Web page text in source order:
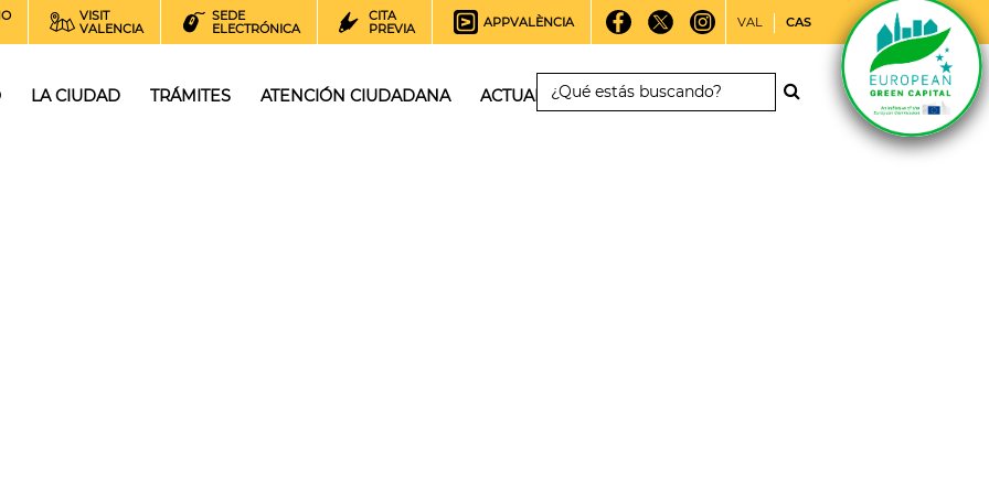
VISIT
VALENCIA
SEDE
ELECTRÓNICA
CITA
PREVIA
APPVALÈNCIA VAL CAS
LA CIUDAD TRÁMITES ATENCIÓN CIUDADANA ACTUALIDAD